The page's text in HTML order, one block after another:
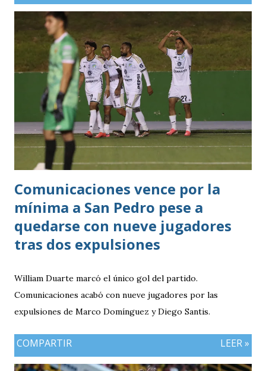
oros (10).
Comunicaciones vence por la
mínima a San Pedro pese a
quedarse con nueve jugadores
tras dos expulsiones
William Duarte marcó el único gol del partido.
Comunicaciones acabó con nueve jugadores por las
expulsiones de Marco Domínguez y Diego Santis.
COMPARTIR LEER »